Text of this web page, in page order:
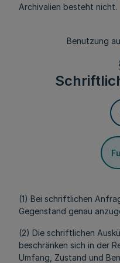
Archivalien besteht nicht.
Benutzung
(1) Bei schriftlichen
Gegenstand genau
(2) Die schriftlichen
beschränken sich in der
Umfang, Zustand und